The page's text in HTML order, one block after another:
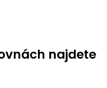
najdete